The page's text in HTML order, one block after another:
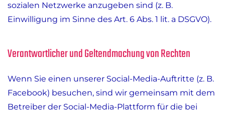
sozialen Netzwerke anzugeben sind (z. B.
Einwilligung im Sinne des Art. 6 Abs. 1 lit. a DSGVO).
Verantwortlicher und Geltendmachung von Rechten
Wenn Sie einen unserer Social-Media-Auftritte (z. B.
Facebook) besuchen, sind wir gemeinsam mit dem
Betreiber der Social-Media-Plattform für die bei